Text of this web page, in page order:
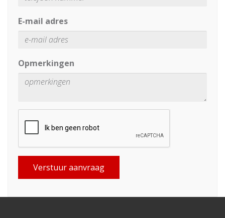
E-mail adres
Opmerkingen
Verstuur aanvraag